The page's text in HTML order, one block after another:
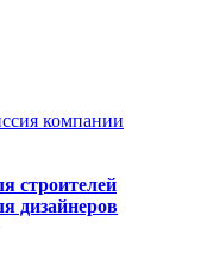
компании
строителей
дизайнеров